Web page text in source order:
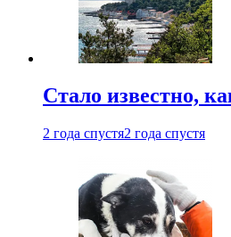
Стало известно,
2 года спустя2 года спустя